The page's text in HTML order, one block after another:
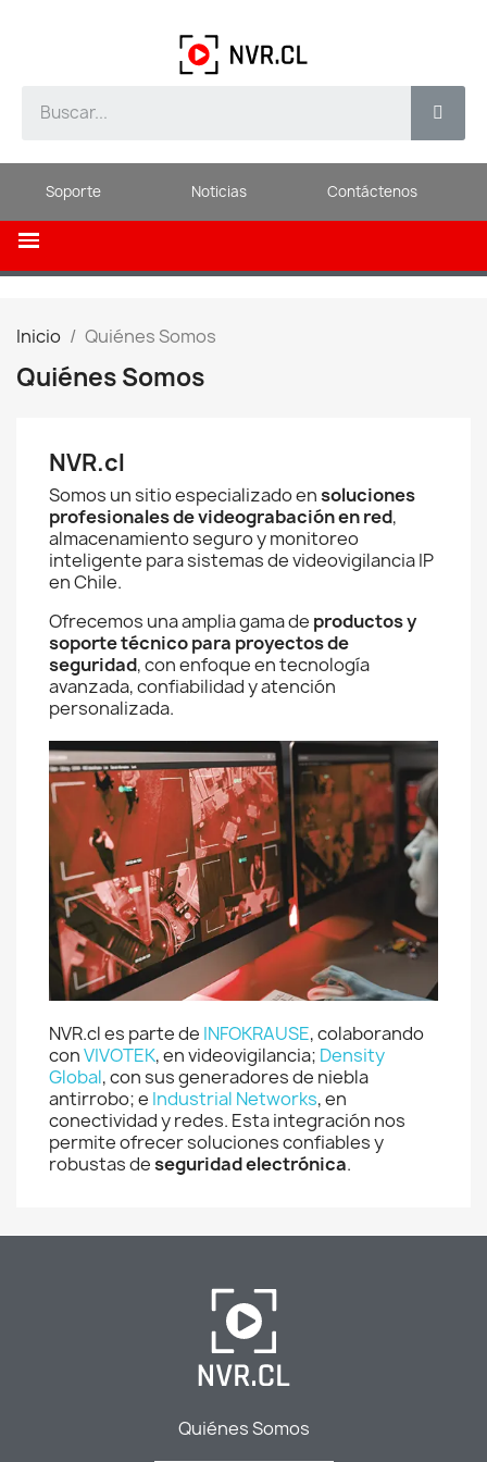
Soporte Noticias Contáctenos
Inicio Quiénes Somos
Quiénes Somos
NVR.cl
Somos un sitio especializado ensoluciones
profesionales de videograbación en red,
almacenamiento seguro y monitoreo
inteligente para sistemas de videovigilancia IP
en Chile.
Ofrecemos una amplia gama de productos y
soporte técnico para proyectos de
seguridad, con enfoque en tecnología
avanzada, confiabilidad y atención
personalizada.
NVR.cl es parte de INFOKRAUSE, colaborando
conVIVOTEK, en videovigilancia; Density
Global, con sus generadores de niebla
antirrobo; e Industrial Networks, en
conectividad y redes. Esta integración nos
permite ofrecer soluciones confiables y
robustas deseguridad electrónica.
Quiénes Somos